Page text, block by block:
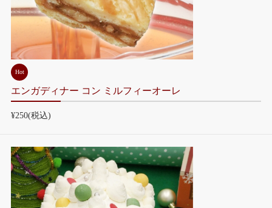
Hot
エンガディナー コン ミルフィーオーレ
¥250(税込)